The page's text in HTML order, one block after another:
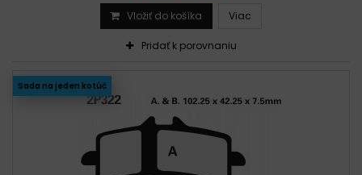
Vložiť do košíka Viac
Pridať k porovnaniu
Sada na jeden kotúč